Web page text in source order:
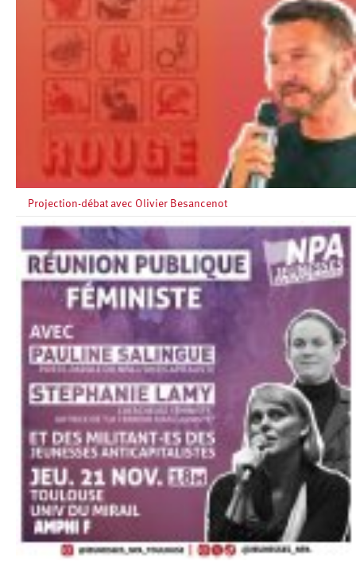
Projection-débat avec Olivier Besancenot